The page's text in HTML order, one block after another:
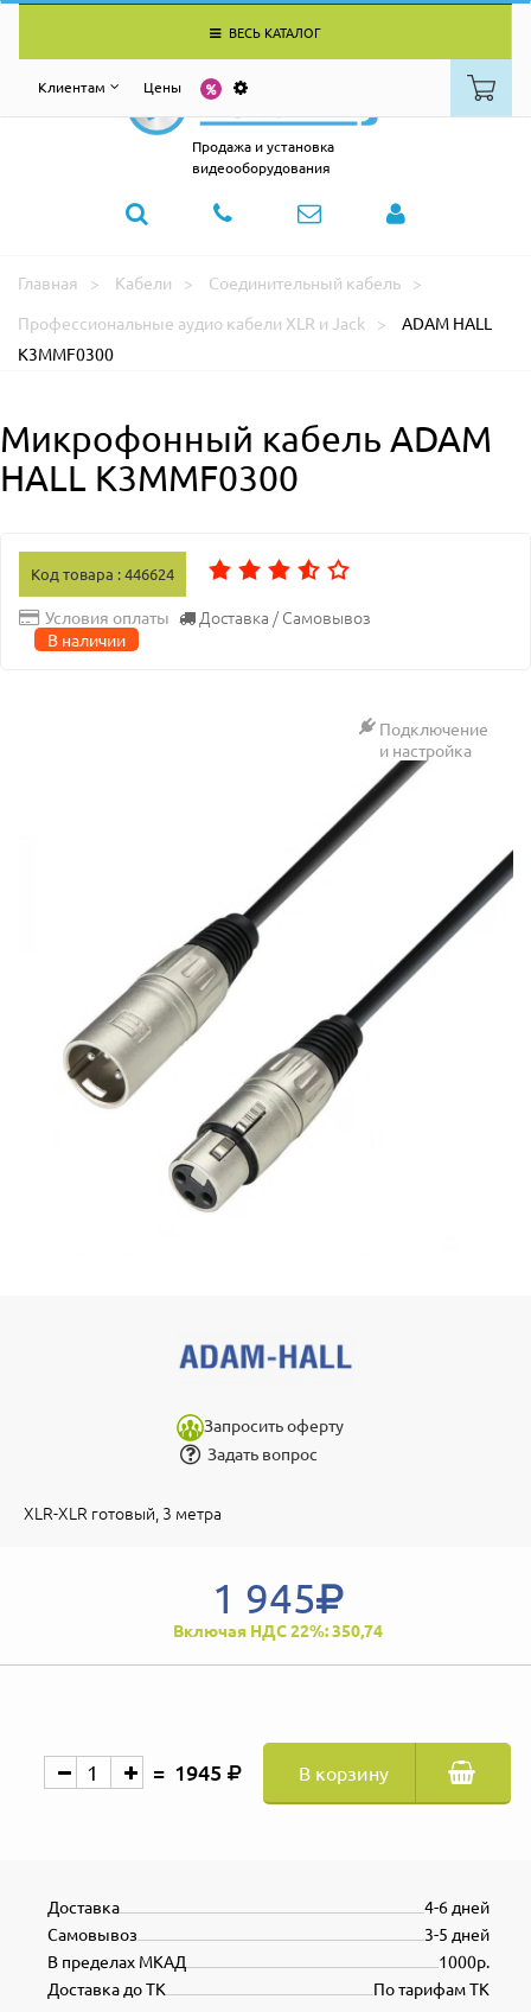
ВЕСЬ КАТАЛОГ
Клиентам Цены
Продажа и установка
видеооборудования
Главная Кабели
Соединительный кабель
Профессиональные аудио кабели XLR и Jack
ADAM HALL
K3MMF0300
Микрофонный кабель ADAM
HALL K3MMF0300
Код товара : 446624
Условия оплаты Доставка / Самовывоз
В наличии
Подключение
и настройка
Запросить оферту
Задать вопрос
XLR-XLR готовый, 3 метра
1 945
Включая НДС 22%: 350,74
1945 В корзину
4-6 дней
Доставка
3-5 дней
Самовывоз
1000р.
В пределах МКАД
По тарифам ТК
Доставка до ТК